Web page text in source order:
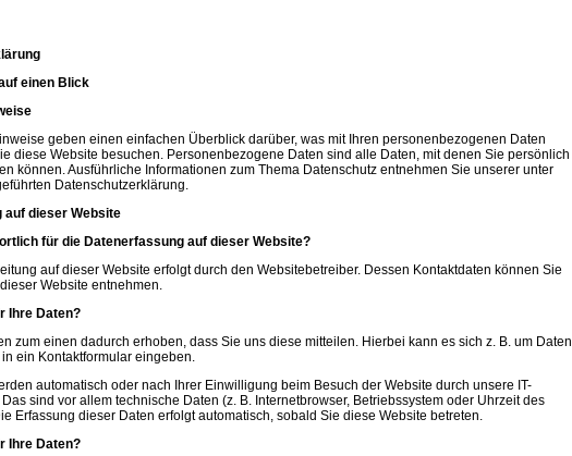
einen Blick
geben einen einfachen Überblick darüber, was mit Ihren personenbezogenen Daten
diese Website besuchen. Personenbezogene Daten sind alle Daten, mit denen Sie persönlich
können. Ausführliche Informationen zum Thema Datenschutz entnehmen Sie unserer unter
Datenschutzerklärung.
auf dieser Website
für die Datenerfassung auf dieser Website?
auf dieser Website erfolgt durch den Websitebetreiber. Dessen Kontaktdaten können Sie
Website entnehmen.
Ihre Daten?
zum einen dadurch erhoben, dass Sie uns diese mitteilen. Hierbei kann es sich z. B. um Daten
ein Kontaktformular eingeben.
automatisch oder nach Ihrer Einwilligung beim Besuch der Website durch unsere IT-
sind vor allem technische Daten (z. B. Internetbrowser, Betriebssystem oder Uhrzeit des
Erfassung dieser Daten erfolgt automatisch, sobald Sie diese Website betreten.
Ihre Daten?